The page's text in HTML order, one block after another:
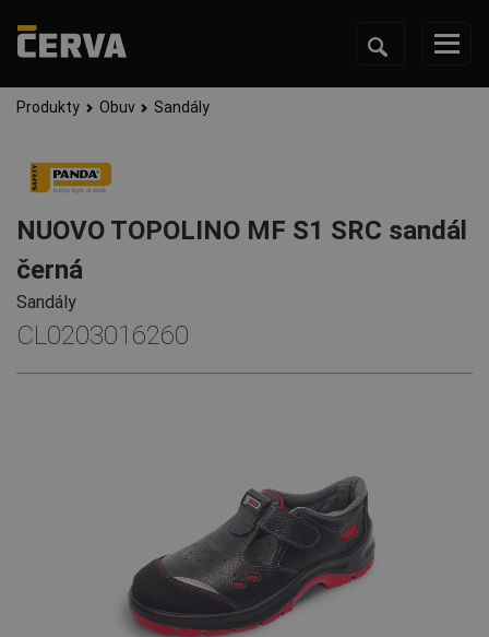
Produkty Obuv Sandály
NUOVO TOPOLINO MF S1 SRC sandál
černá
Sandály
CL0203016260